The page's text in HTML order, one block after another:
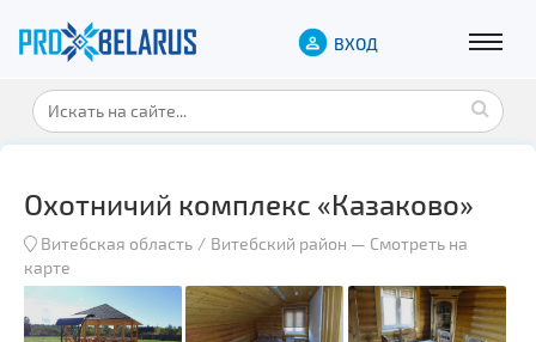
ВХОД
Охотничий комплекс «Казаково»
Витебская область Витебский район — Смотреть на
карте